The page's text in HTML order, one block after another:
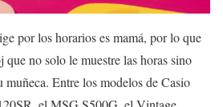
por los horarios es mamá, por lo que
que no solo le muestre las horas sino
muñeca. Entre los modelos de Casio